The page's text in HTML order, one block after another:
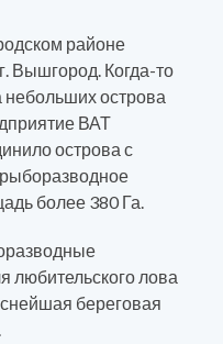
районе
Вышгород. Когда-то
небольших острова
ВАТ
острова с
более 380 Га.
любительского лова
береговая